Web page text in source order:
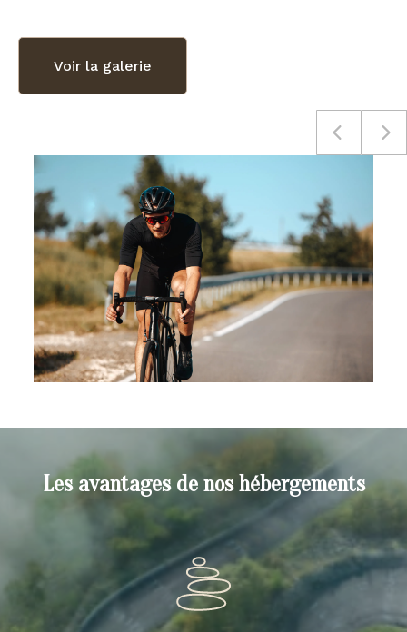
Voir la galerie
Les avantages de nos hébergements